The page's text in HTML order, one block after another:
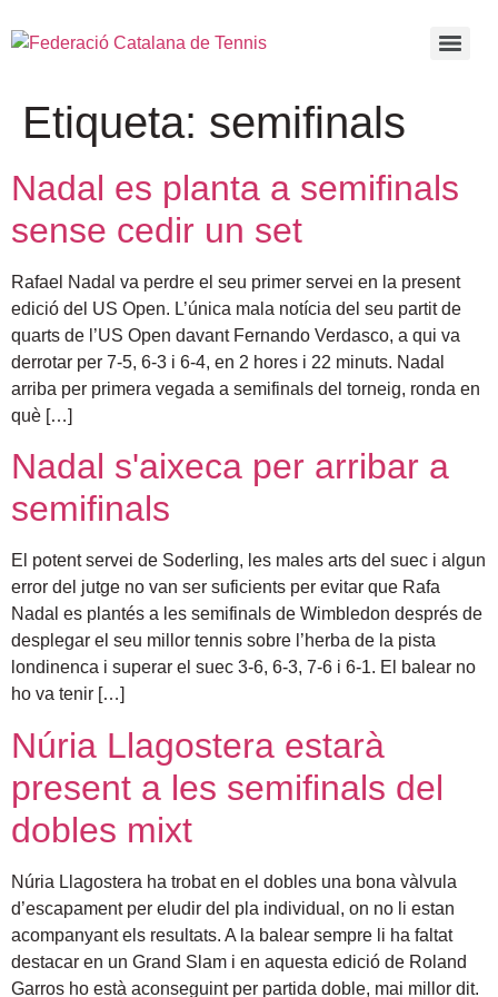
Etiqueta: semifinals
Nadal es planta a semifinals
sense cedir un set
Rafael Nadal va perdre el seu primer servei en la present
edició del US Open. L’única mala notícia del seu partit de
quarts de l’US Open davant Fernando Verdasco, a qui va
derrotar per 7-5, 6-3 i 6-4, en 2 hores i 22 minuts. Nadal
arriba per primera vegada a semifinals del torneig, ronda en
què […]
Nadal s'aixeca per arribar a
semifinals
El potent servei de Soderling, les males arts del suec i algun
error del jutge no van ser suficients per evitar que Rafa
Nadal es plantés a les semifinals de Wimbledon després de
desplegar el seu millor tennis sobre l’herba de la pista
londinenca i superar el suec 3-6, 6-3, 7-6 i 6-1. El balear no
ho va tenir […]
Núria Llagostera estarà
present a les semifinals del
dobles mixt
Núria Llagostera ha trobat en el dobles una bona vàlvula
d’escapament per eludir del pla individual, on no li estan
acompanyant els resultats. A la balear sempre li ha faltat
destacar en un Grand Slam i en aquesta edició de Roland
Garros ho està aconseguint per partida doble, mai millor dit.